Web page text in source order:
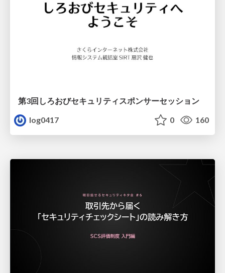
第3回しろおびセキュリティスポンサーセッション
log0417
0 160